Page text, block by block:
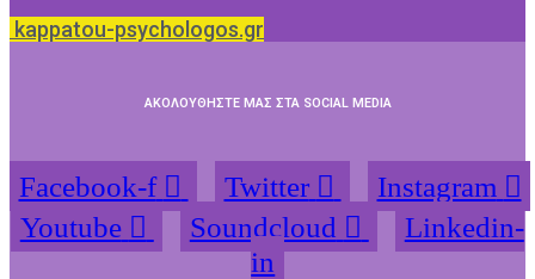
kappatou-psychologos.gr
ΑΚΟΛΟΥΘΗΣΤΕ ΜΑΣ ΣΤΑ SOCIAL MEDIA
Facebook-f Twitter
Instagram
Youtube
Soundcloud
Linkedin-
in